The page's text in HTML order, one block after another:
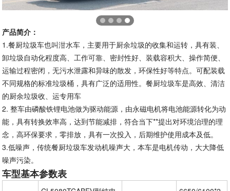
产品简介：
1.餐厨垃圾车也叫泔水车，主要用于厨余垃圾的收集和运转，具有装、
卸垃圾自动化程度高、工作可靠、密封性好、装载容积大、操作简便、
运输过程密闭，无污水泄露和异味的散发，环保性好等特点。可配装载
不同规格的标准垃圾桶，具有广泛的适用性。餐厨垃圾车是高效、清洁
的厨余垃圾收、运专用车
2. 整车由磷酸铁锂电池做为驱动能源，由永磁电机将电池能源转化为动
能，具有转换效率高，达到节能减排，符合当下**提出对环境治理的理
念，高环保要求，零排放，具有一次投入，后期维护使用成本及低。
3.低噪声，传统餐厨垃圾车发动机噪声大，本车是电机传动，大大降低
噪声污染。
车型基本参数表